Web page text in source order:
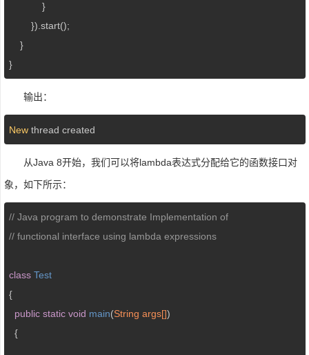
            }
        }).start();
    }
}
输出：
New thread created
从Java 8开始，我们可以将lambda表达式分配给它的函数接口对
象，如下所示：
// Java program to demonstrate Implementation of
// functional interface using lambda expressions
class Test
{
public static void main(String args[])
{